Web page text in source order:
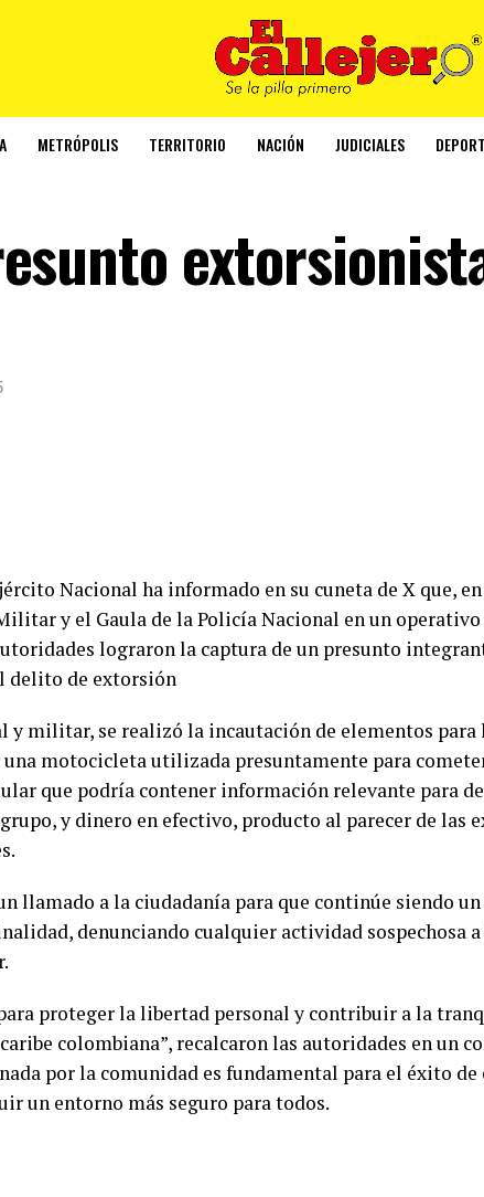
METRÓPOLIS TERRITORIO NACIÓN JUDICIALES
Nacional ha informado en su cuneta de X que,
y el Gaula de la Policía Nacional en un
lograron la captura de un presunto
delito de extorsión
y militar, se realizó la incautación de elementos para
motocicleta utilizada presuntamente para
que podría contener información relevante para
y dinero en efectivo, producto al parecer de las
llamado a la ciudadanía para que continúe siendo
denunciando cualquier actividad sospechosa
proteger la libertad personal y contribuir a la
colombiana”, recalcaron las autoridades en un
por la comunidad es fundamental para el éxito de
un entorno más seguro para todos.